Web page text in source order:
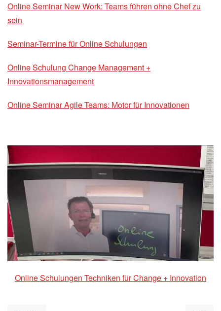
Online Seminar New Work: Teams führen ohne Chef zu
sein
Seminar-Termine für Online Schulungen
Online Schulung Change Management +
Innovationsmanagement
Online Seminar Agile Teams: Motor für Innovationen
Online Schulungen Techniken für Change + Innovation